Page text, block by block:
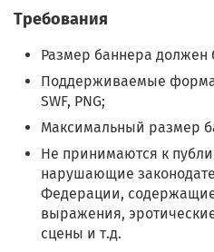
Требования
Размер баннера должен
Поддерживаемые
SWF, PNG;
Максимальный размер
Не принимаются к
нарушающие
Федерации,
выражения,
сцены и т.д.